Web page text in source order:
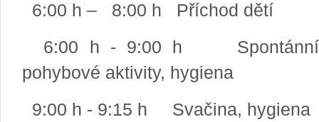
6:00 h – 8:00 h Příchod dětí
6:00 h - 9:00 h Spontánní
pohybové aktivity, hygiena
9:00 h - 9:15 h Svačina, hygiena